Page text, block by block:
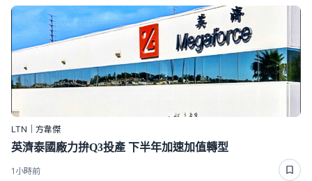
LTN｜方韋傑
英濟泰國廠力拚Q3投產 下半年加速加值轉型
1小時前